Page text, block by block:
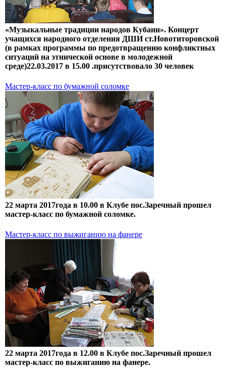
«Музыкальные традиции народов Кубани». Концерт
учащихся народного отделения ДШИ ст.Новотиторовской
(в рамках программы по предотвращению конфликтных
ситуаций на этнической основе в молодежной
среде)22.03.2017 в 15.00 .присутствовало 30 человек
Мастер-класс по бумажной соломке
22 марта 2017года в 10.00 в Клубе пос.Заречный прошел
мастер-класс по бумажной соломке.
Мастер-класс по выжиганию на фанере
22 марта 2017года в 12.00 в Клубе пос.Заречный прошел
мастер-класс по выжиганию на фанере.